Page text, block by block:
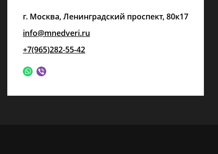
г. Москва,Ленинградский проспект, 80к17
info@mnedveri.ru
+7(965)282-55-42